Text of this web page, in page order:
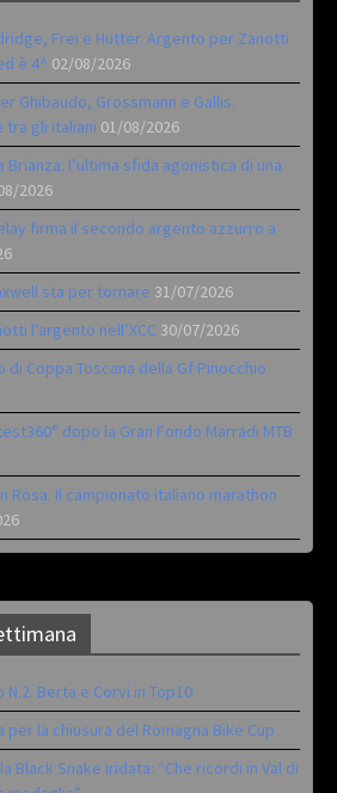
Frei e Hutter. Argento per Zanotti
è 4^ 02/08/2026
Ghibaudo, Grossmann e Gallis.
tra gli italiani 01/08/2026
Brianza: l’ultima sfida agonistica di una
2026
firma il secondo argento azzurro a
sta per tornare 31/07/2026
l’argento nell’XCC 30/07/2026
Coppa Toscana della Gf Pinocchio
dopo la Gran Fondo Marradi MTB
Rosa. Il campionato italiano marathon
N.2. Berta e Corvi in Top10
la chiusura del Romagna Bike Cup
Black Snake iridata: “Che ricordi in Val di